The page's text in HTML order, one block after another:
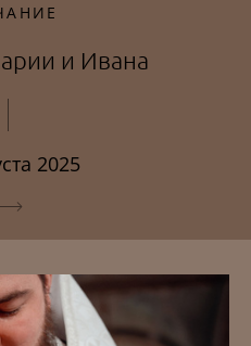
и Ивана
2025